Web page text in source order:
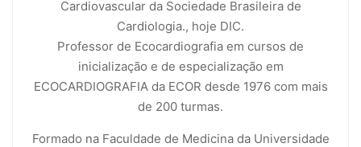
Cardiovascular da Sociedade Brasileira de
Cardiologia., hoje DIC.
Professor de Ecocardiografia em cursos de
inicialização e de especialização em
ECOCARDIOGRAFIA da ECOR desde 1976 com mais
de 200 turmas.
Formado na Faculdade de Medicina da Universidade